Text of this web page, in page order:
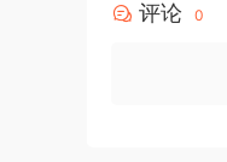
评论 0